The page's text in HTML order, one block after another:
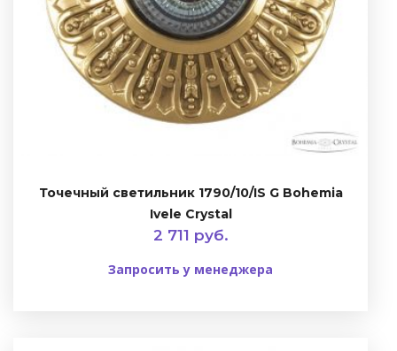
Точечный светильник 1790/10/IS G Bohemia
Ivele Crystal
2 711 руб.
Запросить у менеджера